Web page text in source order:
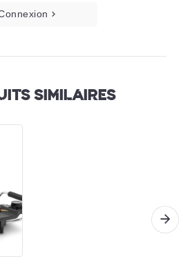
SIMILAIRES